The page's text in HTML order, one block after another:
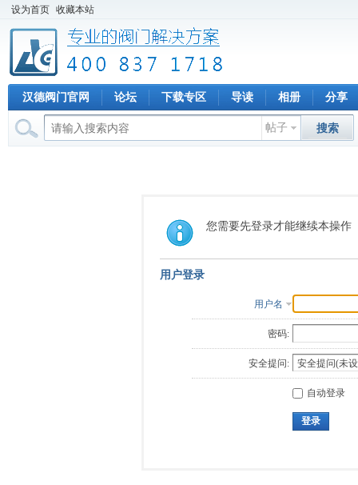
设为首页 收藏本站
汉德阀门官网 论坛 下载专区 导读 相册 分享
帖子 搜索
您需要先登录才能继续本操作
用户登录
用户名
密码:
安全提问:
自动登录
登录